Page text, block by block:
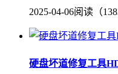
2025-04-06阅读（
硬盘坏道修复工具